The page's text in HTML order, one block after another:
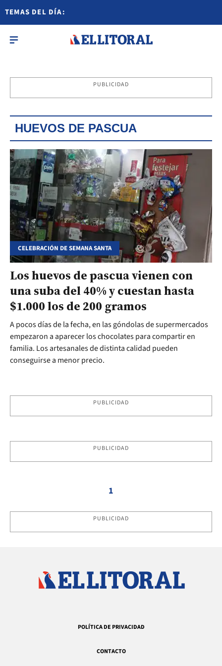
TEMAS DEL DÍA:
PUBLICIDAD
HUEVOS DE PASCUA
CELEBRACIÓN DE SEMANA SANTA
Los huevos de pascua vienen con
una suba del 40% y cuestan hasta
$1.000 los de 200 gramos
A pocos días de la fecha, en las góndolas de supermercados
empezaron a aparecer los chocolates para compartir en
familia. Los artesanales de distinta calidad pueden
conseguirse a menor precio.
PUBLICIDAD
PUBLICIDAD
1
PUBLICIDAD
POLÍTICA DE PRIVACIDAD
CONTACTO